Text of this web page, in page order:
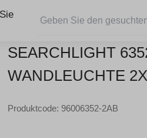
SEARCHLIGHT
WANDLEUCHTE
Produktcode: 96006352-2AB